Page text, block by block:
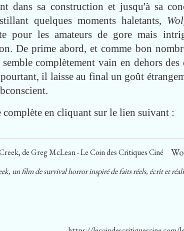
dans sa construction et jusqu'à sa
quelques moments haletants,
pour les amateurs de gore mais
De prime abord, et comme bon
semble complètement vain en dehors
il laisse au final un goût
en cliquant sur le lien suivant :
un film de survival horror inspiré de faits réels, écrit et